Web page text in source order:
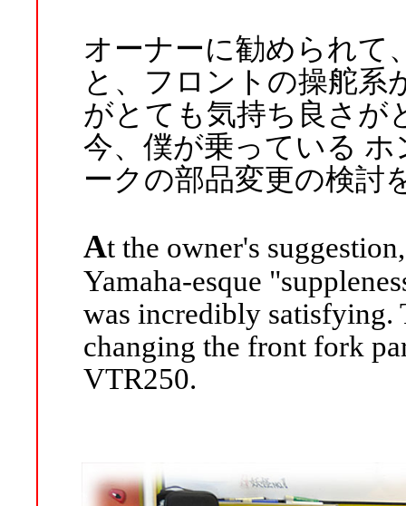
オーナーに勧められて
と、フロントの操舵系
がとても気持ち良さが
今、僕が乗っている
ークの部品変更の検討
At the owner's
Yamaha-esque
was incredibly satisfying.
changing the front fork
VTR250.